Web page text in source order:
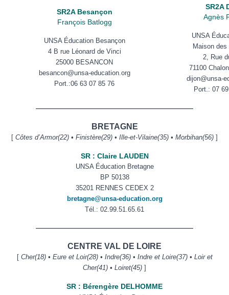
SR2A Besançon
François Batlogg
UNSA Éducation Besançon
4 B rue Léonard de Vinci
25000 BESANCON
besancon@unsa-education.org
Port.:06 63 07 85 76
SR2A
Agnès
UNSA
Maison
2, Rue
71100
dijon@unsa-
Port.: 07
——————————————————————
BRETAGNE
[ Côtes d’Armor(22) • Finistère(29) • Ille-et-Vilaine(35) • Morbihan(56) ]
SR : Claire LAUDEN
UNSA Éducation Bretagne
BP 50138
35201 RENNES CEDEX 2
bretagne@unsa-education.org
Tél.: 02.99.51.65.61
——————————————————————
CENTRE VAL DE LOIRE
[ Cher(18) • Eure et Loir(28) • Indre(36) • Indre et Loire(37) • Loir et
Cher(41) • Loiret(45) ]
SR : Bérengère DELHOMME